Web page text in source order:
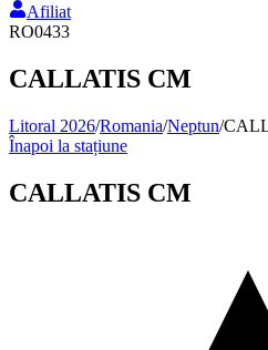
Afiliat
RO0433
CALLATIS CM
Litoral 2026/Romania/Neptun/
Înapoi la stațiune
CALLATIS CM